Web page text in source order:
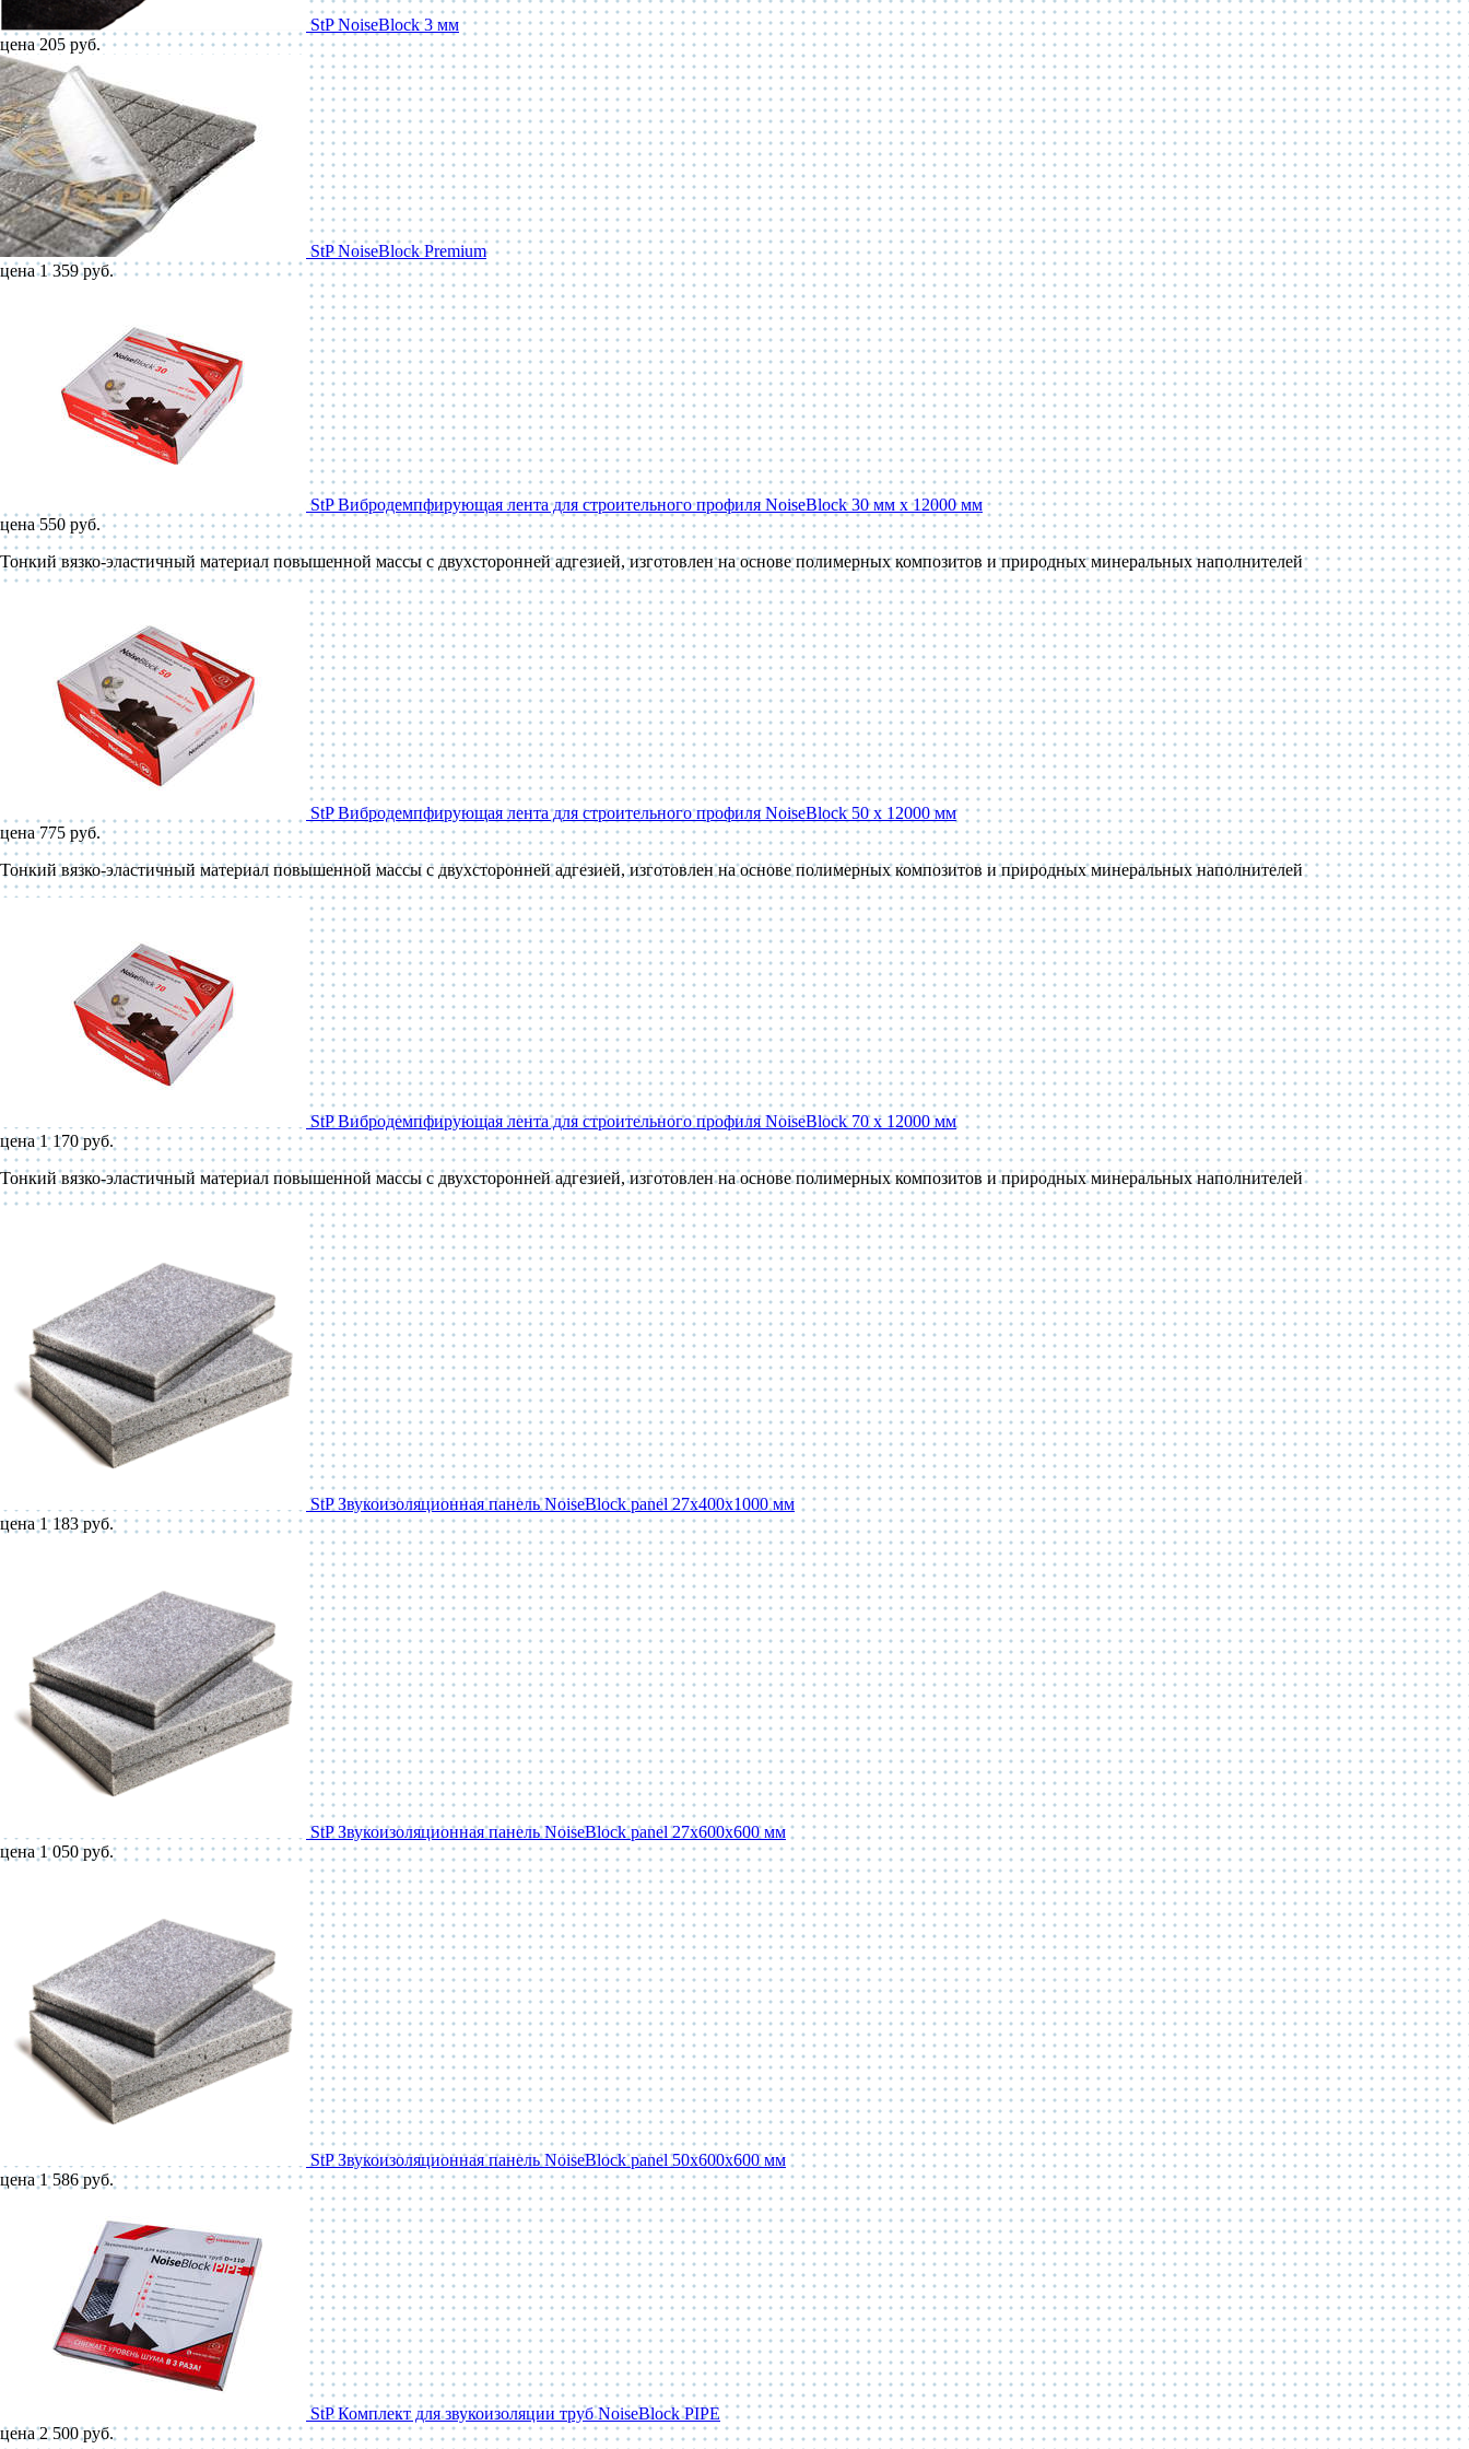
StP NoiseBlock 3 мм
цена 205 руб.
StP NoiseBlock Premium
цена 1 359 руб.
StP Вибродемпфирующая лента для строительного профиля NoiseBlock 30 мм x 12000 мм
цена 550 руб.
Тонкий вязко-эластичный материал повышенной массы с двухсторонней адгезией, изготовлен на основе полимерных композитов и природных минеральных наполнителей
StP Вибродемпфирующая лента для строительного профиля NoiseBlock 50 x 12000 мм
цена 775 руб.
Тонкий вязко-эластичный материал повышенной массы с двухсторонней адгезией, изготовлен на основе полимерных композитов и природных минеральных наполнителей
StP Вибродемпфирующая лента для строительного профиля NoiseBlock 70 x 12000 мм
цена 1 170 руб.
Тонкий вязко-эластичный материал повышенной массы с двухсторонней адгезией, изготовлен на основе полимерных композитов и природных минеральных наполнителей
StP Звукоизоляционная панель NoiseBlock panel 27x400x1000 мм
цена 1 183 руб.
StP Звукоизоляционная панель NoiseBlock panel 27x600x600 мм
цена 1 050 руб.
StP Звукоизоляционная панель NoiseBlock panel 50x600x600 мм
цена 1 586 руб.
StP Комплект для звукоизоляции труб NoiseBlock PIPE
цена 2 500 руб.